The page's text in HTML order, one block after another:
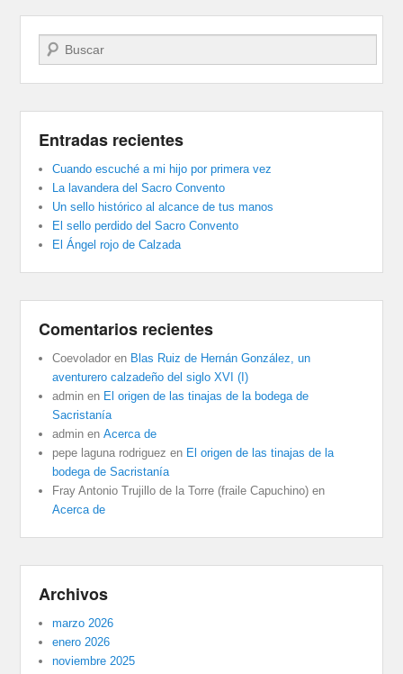
Buscar
Entradas recientes
Cuando escuché a mi hijo por primera vez
La lavandera del Sacro Convento
Un sello histórico al alcance de tus manos
El sello perdido del Sacro Convento
El Ángel rojo de Calzada
Comentarios recientes
Coevolador en Blas Ruiz de Hernán González, un
aventurero calzadeño del siglo XVI (I)
admin en El origen de las tinajas de la bodega de
Sacristanía
admin enAcerca de
pepe laguna rodriguez en El origen de las tinajas de la
bodega de Sacristanía
Fray Antonio Trujillo de la Torre (fraile Capuchino) en
Acerca de
Archivos
marzo 2026
enero 2026
noviembre 2025